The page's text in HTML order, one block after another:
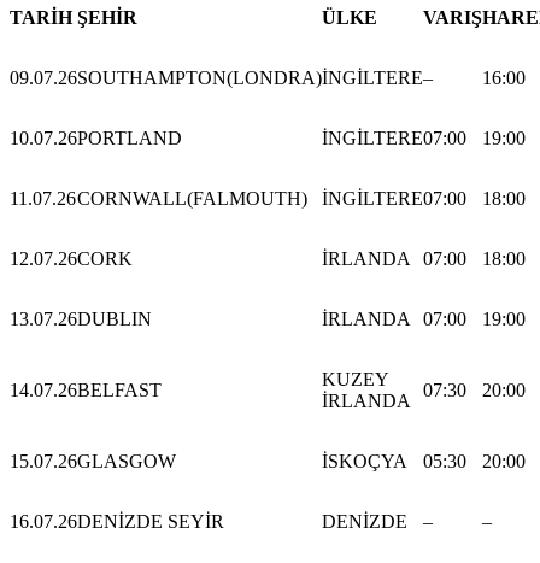
TARİH ŞEHİR ÜLKE VARIŞ
09.07.26SOUTHAMPTON(LONDRA)İNGİLTERE– 16:00
10.07.26PORTLAND İNGİLTERE07:00 19:00
11.07.26CORNWALL(FALMOUTH) İNGİLTERE07:00 18:00
12.07.26CORK İRLANDA 07:00 18:00
13.07.26DUBLIN İRLANDA 07:00 19:00
14.07.26BELFAST
KUZEY
İRLANDA
07:30 20:00
15.07.26GLASGOW İSKOÇYA 05:30 20:00
16.07.26DENİZDE SEYİR DENİZDE – –